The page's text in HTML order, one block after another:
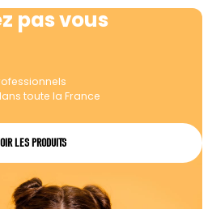
pas vous
toute la France
LES PRODUITS